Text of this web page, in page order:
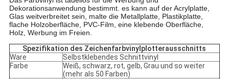
Dekorationsanwendung bestimmt. es kann auf der Acrylplatte,
Glas weitverbreitet sein, malte die Metallplatte, Plastikplatte,
flache Holzoberfläche, PVC-Film, eine klebende Oberfläche,
Holz, Werbung im Freien.
Spezifikation des Zeichenfarbvinylplotterausschnitts
Ware
Selbstklebendes Schnittvinyl
Farbe
Weiß, schwarz, rot, gelb, Grau und so weiter
(mehr als 50 Farben)